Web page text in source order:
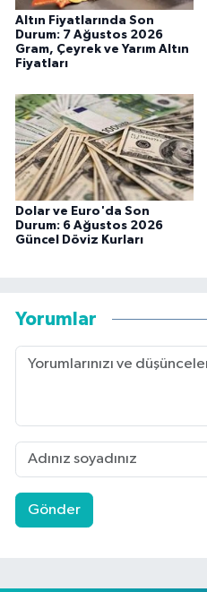
Altın Fiyatlarında Son
Durum: 7 Ağustos 2026
Gram, Çeyrek ve Yarım Altın
Fiyatları
Dolar ve Euro'da Son
Durum: 6 Ağustos 2026
Güncel Döviz Kurları
Yorumlar
Gönder